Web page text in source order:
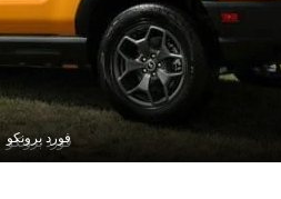
فورد برونكو
فورد برونكو